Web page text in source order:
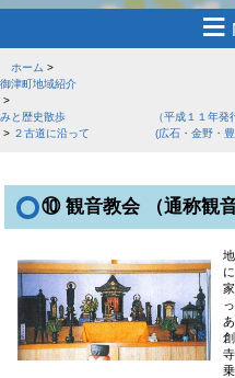
≡
ホーム
御津町地域紹介
みと歴史散歩 （平成１１年発行
２古道に沿って (広石・金野・豊
⑩ 観音教会 （通称観音